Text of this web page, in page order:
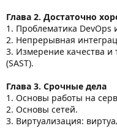
Глава 2. Достаточно
1. Проблематика DevOps
2. Непрерывная
3. Измерение качества и
(SAST).
Глава 3. Срочные дела
1. Основы работы на
2. Основы сетей.
3. Виртуализация: